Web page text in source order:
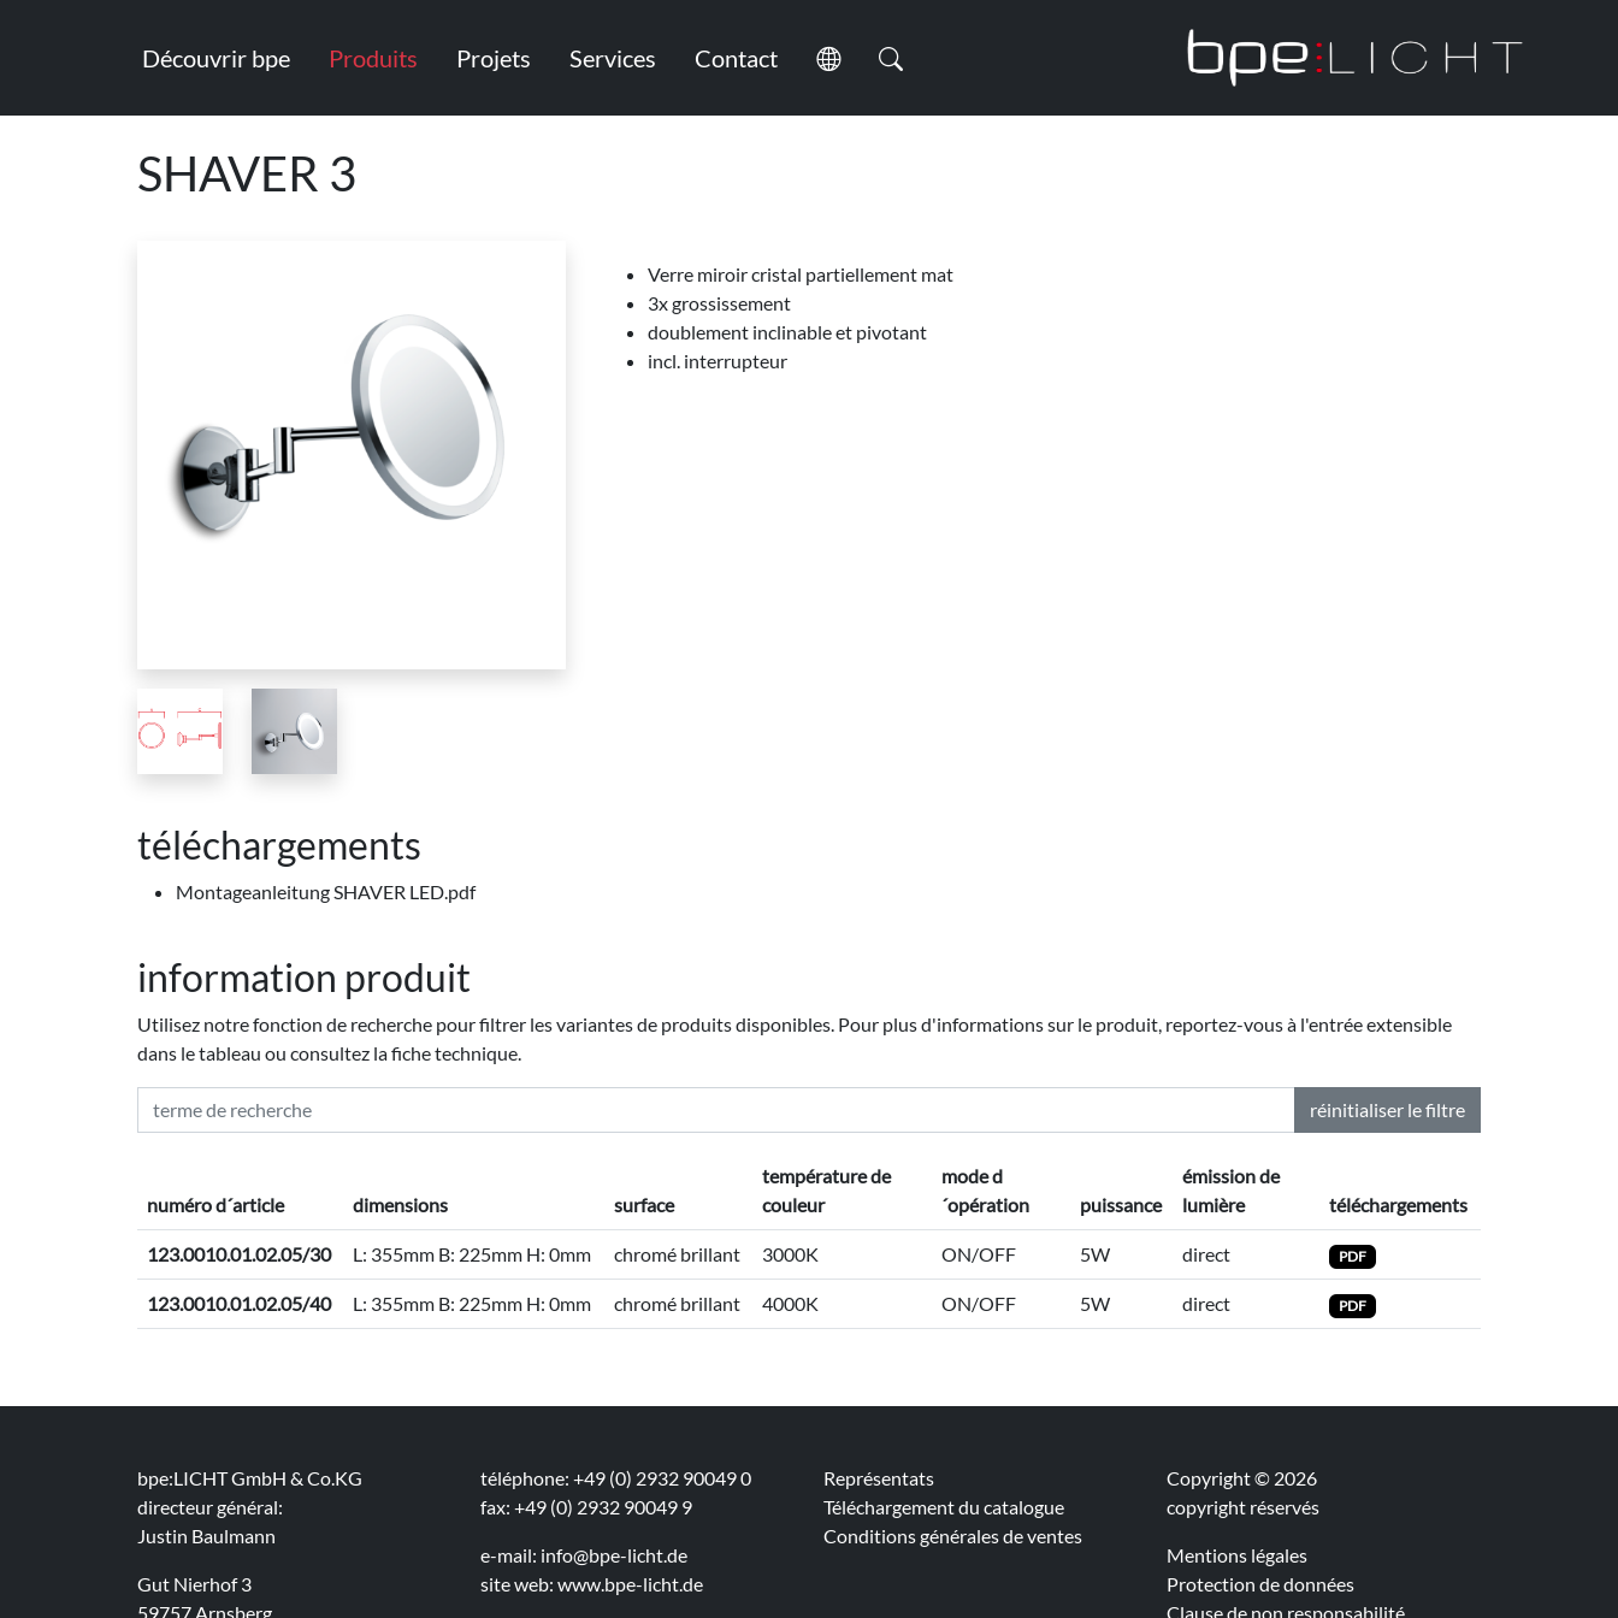
Découvrir bpe Produits Projets Services Contact
SHAVER 3
Verre miroir cristal partiellement mat
3x grossissement
doublement inclinable et pivotant
incl. interrupteur
téléchargements
Montageanleitung SHAVER LED.pdf
information produit
Utilisez notre fonction de recherche pour filtrer les variantes de produits disponibles. Pour plus d'informations sur le produit, reportez-vous à l'entrée extensible
dans le tableau ou consultez la fiche technique.
réinitialiser le filtre
numéro d´article dimensions surface
température de
couleur
mode d
´opération
puissance
émission de
lumière
téléchargements
123.0010.01.02.05/30 L: 355mm B: 225mm H: 0mm chromé brillant 3000K ON/OFF 5W direct PDF
123.0010.01.02.05/40 L: 355mm B: 225mm H: 0mm chromé brillant 4000K ON/OFF 5W direct PDF
bpe:LICHT GmbH & Co.KG
directeur général:
Justin Baulmann
Gut Nierhof 3
59757 Arnsberg
téléphone: +49 (0) 2932 90049 0
fax: +49 (0) 2932 90049 9
e-mail: info@bpe-licht.de
site web: www.bpe-licht.de
Représentats
Téléchargement du catalogue
Conditions générales de ventes
Copyright © 2026
copyright réservés
Mentions légales
Protection de données
Clause de non responsabilité